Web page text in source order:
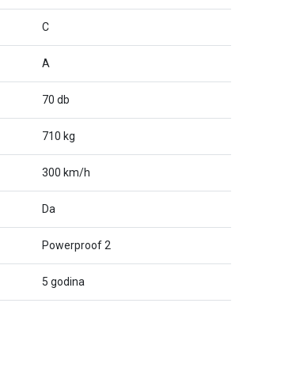
C
A
70 db
710 kg
300 km/h
Da
Powerproof 2
5 godina